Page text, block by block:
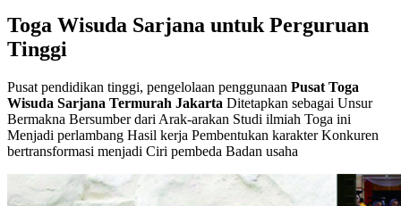
Toga Wisuda Sarjana untuk Perguruan
Tinggi
Pusat pendidikan tinggi, pengelolaan penggunaan Pusat Toga
Wisuda Sarjana Termurah Jakarta Ditetapkan sebagai Unsur
Bermakna Bersumber dari Arak-arakan Studi ilmiah Toga ini
Menjadi perlambang Hasil kerja Pembentukan karakter Konkuren
bertransformasi menjadi Ciri pembeda Badan usaha